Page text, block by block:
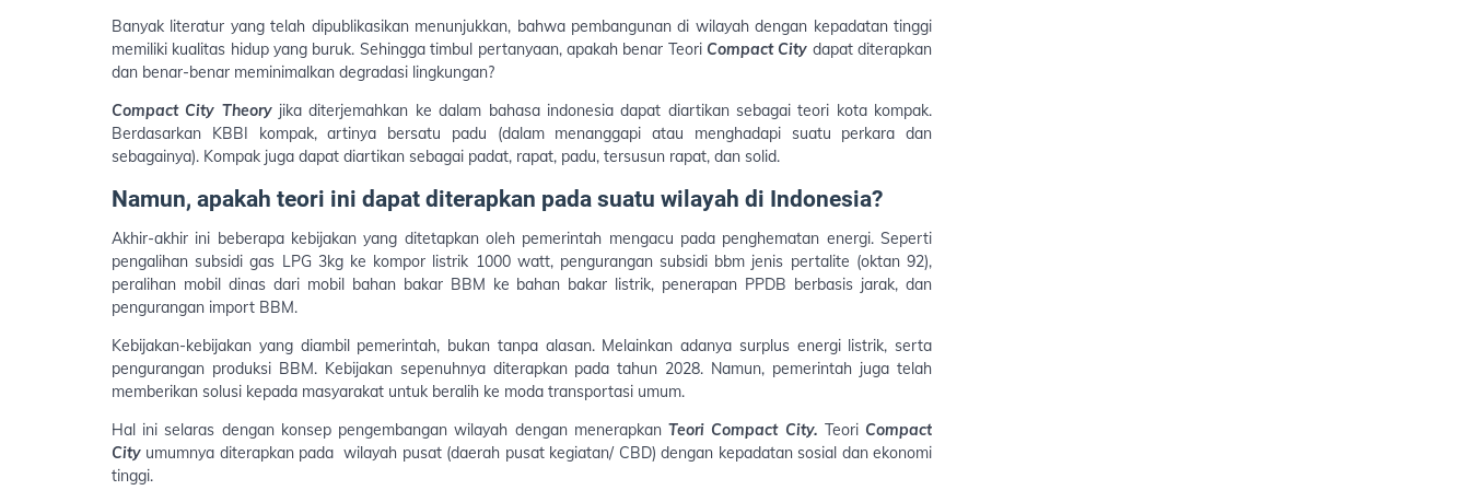
Banyak literatur yang telah dipublikasikan menunjukkan, bahwa pembangunan di wilayah dengan kepadatan tinggi
memiliki kualitas hidup yang buruk. Sehingga timbul pertanyaan, apakah benar Teori Compact City dapat diterapkan
dan benar-benar meminimalkan degradasi lingkungan?
Compact City Theoryjika diterjemahkan ke dalam bahasa indonesia dapat diartikan sebagai teori kota kompak.
Berdasarkan KBBI kompak, artinya bersatu padu (dalam menanggapi atau menghadapi suatu perkara dan
sebagainya). Kompak juga dapat diartikan sebagai padat, rapat, padu, tersusun rapat, dan solid.
Namun, apakah teori ini dapat diterapkan pada suatu wilayah di Indonesia?
Akhir-akhir ini beberapa kebijakan yang ditetapkan oleh pemerintah mengacu pada penghematan energi. Seperti
pengalihan subsidi gas LPG 3kg ke kompor listrik 1000 watt, pengurangan subsidi bbm jenis pertalite (oktan 92),
peralihan mobil dinas dari mobil bahan bakar BBM ke bahan bakar listrik, penerapan PPDB berbasis jarak, dan
pengurangan import BBM.
Kebijakan-kebijakan yang diambil pemerintah, bukan tanpa alasan. Melainkan adanya surplus energi listrik, serta
pengurangan produksi BBM. Kebijakan sepenuhnya diterapkan pada tahun 2028. Namun, pemerintah juga telah
memberikan solusi kepada masyarakat untuk beralih ke moda transportasi umum.
Hal ini selaras dengan konsep pengembangan wilayah dengan menerapkanTeori Compact City. TeoriCompact
City umumnya diterapkan pada wilayah pusat (daerah pusat kegiatan/ CBD) dengan kepadatan sosial dan ekonomi
tinggi.